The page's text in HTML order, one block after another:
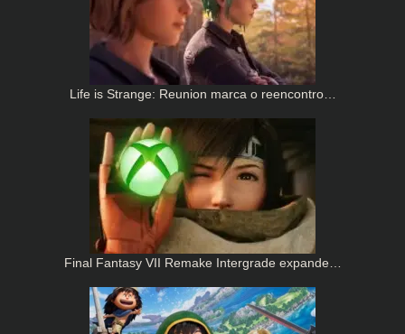
Life is Strange: Reunion marca o reencontro…
Final Fantasy VII Remake Intergrade expande…